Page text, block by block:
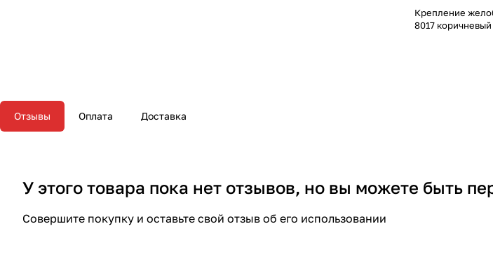
Крепление
8017 коричневый
Отзывы Оплата Доставка
У этого товара пока нет отзывов, но вы можете быть
Совершите покупку и оставьте свой отзыв об его использовании